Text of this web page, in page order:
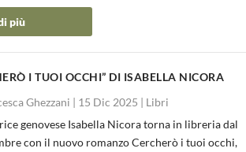
più
I TUOI OCCHI” DI ISABELLA NICORA
Ghezzani | 15 Dic 2025 | Libri
genovese Isabella Nicora torna in libreria dal
con il nuovo romanzo Cercherò i tuoi occhi,